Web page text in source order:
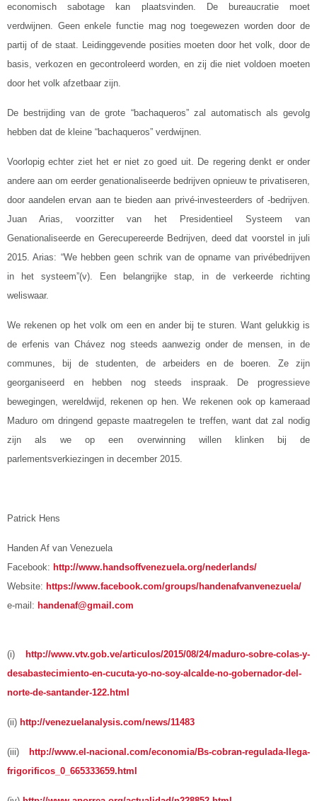
economisch sabotage kan plaatsvinden. De bureaucratie moet
verdwijnen. Geen enkele functie mag nog toegewezen worden door de
partij of de staat. Leidinggevende posities moeten door het volk, door de
basis, verkozen en gecontroleerd worden, en zij die niet voldoen moeten
door het volk afzetbaar zijn.
De bestrijding van de grote “bachaqueros” zal automatisch als gevolg
hebben dat de kleine “bachaqueros” verdwijnen.
Voorlopig echter ziet het er niet zo goed uit. De regering denkt er onder
andere aan om eerder genationaliseerde bedrijven opnieuw te privatiseren,
door aandelen ervan aan te bieden aan privé-investeerders of -bedrijven.
Juan Arias, voorzitter van het Presidentieel Systeem van
Genationaliseerde en Gerecupereerde Bedrijven, deed dat voorstel in juli
2015. Arias: “We hebben geen schrik van de opname van privébedrijven
in het systeem”(v). Een belangrijke stap, in de verkeerde richting
weliswaar.
We rekenen op het volk om een en ander bij te sturen. Want gelukkig is
de erfenis van Chávez nog steeds aanwezig onder de mensen, in de
communes, bij de studenten, de arbeiders en de boeren. Ze zijn
georganiseerd en hebben nog steeds inspraak. De progressieve
bewegingen, wereldwijd, rekenen op hen. We rekenen ook op kameraad
Maduro om dringend gepaste maatregelen te treffen, want dat zal nodig
zijn als we op een overwinning willen klinken bij de
parlementsverkiezingen in december 2015.
Patrick Hens
Handen Af van Venezuela
Facebook: http://www.handsoffvenezuela.org/nederlands/
Website: https://www.facebook.com/groups/handenafvanvenezuela/
e-mail: handenaf@gmail.com
(i)
http://www.vtv.gob.ve/articulos/2015/08/24/maduro-sobre-colas-y-
desabastecimiento-en-cucuta-yo-no-soy-alcalde-no-gobernador-del-
norte-de-santander-122.html
(ii) http://venezuelanalysis.com/news/11483
(iii)
http://www.el-nacional.com/economia/Bs-cobran-regulada-llega-
frigorificos_0_665333659.html